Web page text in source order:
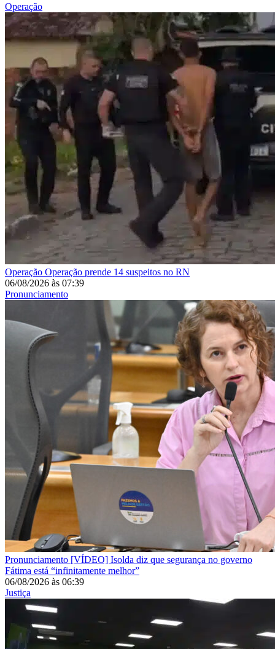
Operação
Operação Operação prende 14 suspeitos no RN
06/08/2026 às 07:39
Pronunciamento
Pronunciamento [VÍDEO] Isolda diz que segurança no governo
Fátima está “infinitamente melhor”
06/08/2026 às 06:39
Justiça